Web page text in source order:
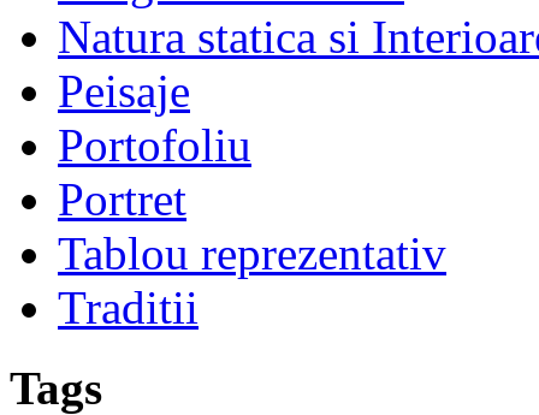
Natura statica si
Peisaje
Portofoliu
Portret
Tablou reprezentativ
Traditii
Tags